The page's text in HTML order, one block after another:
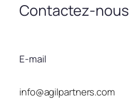
Contactez-nous
E-mail
info@agilpartners.com